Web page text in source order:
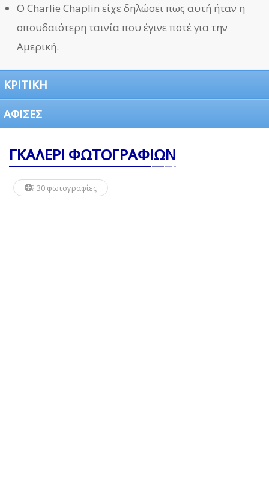
Ο Charlie Chaplin είχε δηλώσει πως αυτή ήταν η
σπουδαιότερη ταινία που έγινε ποτέ για την
Αμερική.
ΚΡΙΤΙΚΗ
ΑΦΙΣΕΣ
ΓΚΑΛΕΡΙ ΦΩΤΟΓΡΑΦΙΩΝ
30 φωτογραφίες